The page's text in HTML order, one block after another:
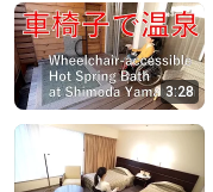
3:28